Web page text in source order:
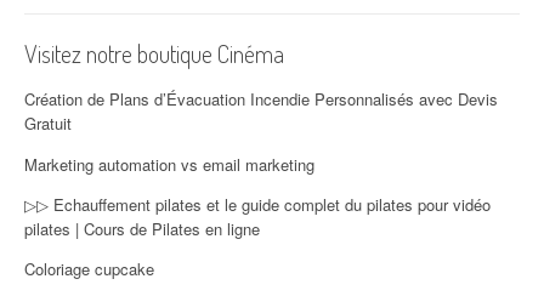
Visitez notre boutique Cinéma
Création de Plans d’Évacuation Incendie Personnalisés avec Devis
Gratuit
Marketing automation vs email marketing
▷▷ Echauffement pilates et le guide complet du pilates pour vidéo
pilates | Cours de Pilates en ligne
Coloriage cupcake